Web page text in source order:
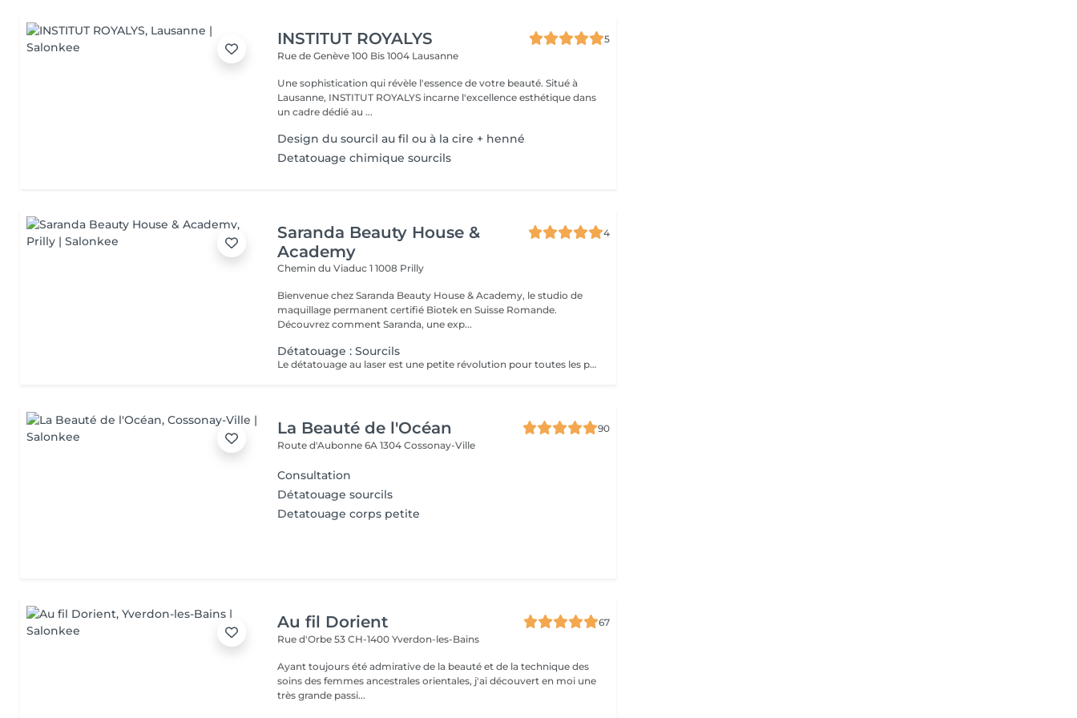
INSTITUT ROYALYS
5
Rue de Genève 100 Bis1004 Lausanne
Une sophistication qui révèle l'essence de votre beauté. Situé à
Lausanne, INSTITUT ROYALYS incarne l'excellence esthétique dans
un cadre dédié au ...
Design du sourcil au fil ou à la cire + henné
Detatouage chimique sourcils
Saranda Beauty House &
Academy
4
Chemin du Viaduc 11008 Prilly
Bienvenue chez Saranda Beauty House & Academy, le studio de
maquillage permanent certifié Biotek en Suisse Romande.
Découvrez comment Saranda, une exp...
Détatouage : Sourcils
Le détatouage au laser est une petite révolution pour toutes les personnes désireuses de se débarrasser définitivement de leur maquillage permanent ou plus simplement mécontentes du résultat d'un maquillage semi-permanent. Résultat visible dès la première séance, puis progressif dans le temps. La pigmentation va s'éclaircir et ensuite disparaître au fil des séances. Cette technique est efficace sur toutes les couleurs de pigmentation. Vous pouvez faire une teinture des sourcils droit derrière la séance S'effectue toutes les 4 à 6 semaines. Nombre de séance en fonction des besoins.
La Beauté de l'Océan
90
Route d'Aubonne 6A1304 Cossonay-Ville
Consultation
Détatouage sourcils
Detatouage corps petite
Au fil Dorient
67
Rue d'Orbe 53CH-1400 Yverdon-les-Bains
Ayant toujours été admirative de la beauté et de la technique des
soins des femmes ancestrales orientales, j'ai découvert en moi une
très grande passi...